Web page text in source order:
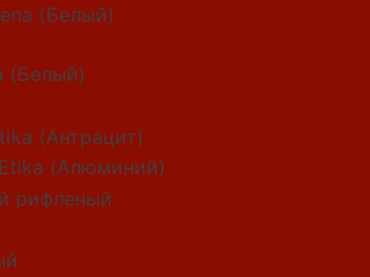
(Белый)
(Белый)
(Антрацит)
(Алюминий)
рифленый